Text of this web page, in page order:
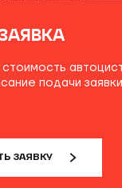
подачи
ЗАЯВКУ